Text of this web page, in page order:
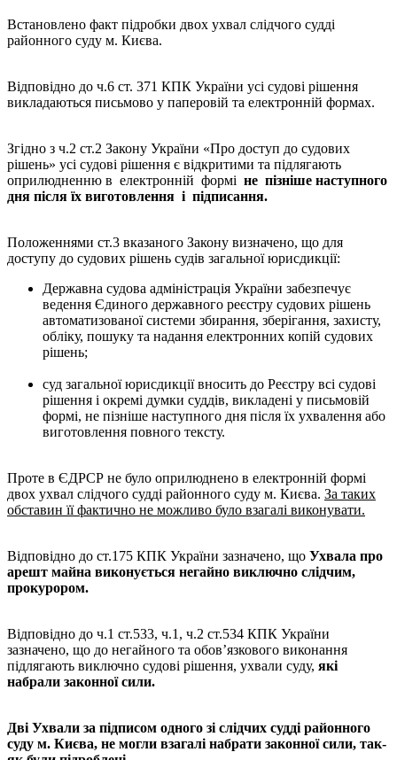
Встановлено факт підробки двох ухвал слідчого судді
районного суду м. Києва.
Відповідно до ч.6 ст. 371 КПК України усі судові рішення
викладаються письмово у паперовій та електронній формах.
Згідно з ч.2 ст.2 Закону України «Про доступ до судових
рішень» усі судові рішення є відкритими та підлягають
оприлюдненню в електронній формі не пізніше наступного
дня після їх виготовлення і підписання.
Положеннями ст.3 вказаного Закону визначено, що для
доступу до судових рішень судів загальної юрисдикції:
Державна судова адміністрація України забезпечує
ведення Єдиного державного реєстру судових рішень
автоматизованої системи збирання, зберігання, захисту,
обліку, пошуку та надання електронних копій судових
рішень;
суд загальної юрисдикції вносить до Реєстру всі судові
рішення і окремі думки суддів, викладені у письмовій
формі, не пізніше наступного дня після їх ухвалення або
виготовлення повного тексту.
Проте в ЄДРСР не було оприлюднено в електронній формі
двох ухвал слідчого судді районного суду м. Києва. За таких
обставин її фактично не можливо було взагалі виконувати.
Відповідно до ст.175 КПК України зазначено, що Ухвала про
арешт майна виконується негайно виключно слідчим,
прокурором.
Відповідно до ч.1 ст.533, ч.1, ч.2 ст.534 КПК України
зазначено, що до негайного та обов’язкового виконання
підлягають виключно судові рішення, ухвали суду, які
набрали законної сили.
Дві Ухвали за підписом одного зі слідчих судді районного
суду м. Києва, не могли взагалі набрати законної сили, так-